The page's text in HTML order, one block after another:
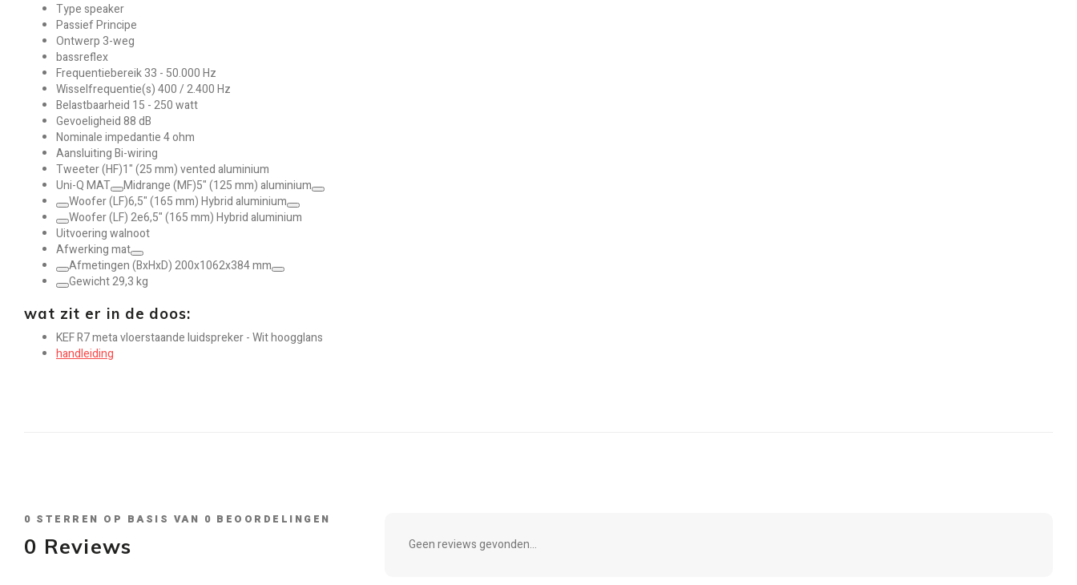
Type speaker
Passief Principe
Ontwerp 3-weg
bassreflex
Frequentiebereik 33 - 50.000 Hz
Wisselfrequentie(s) 400 / 2.400 Hz
Belastbaarheid 15 - 250 watt
Gevoeligheid 88 dB
Nominale impedantie 4 ohm
Aansluiting Bi-wiring
Tweeter (HF)1" (25 mm) vented aluminium
Uni-Q MAT
Midrange (MF)5" (125 mm) aluminium
Woofer (LF)6,5" (165 mm) Hybrid aluminium
Woofer (LF) 2e6,5" (165 mm) Hybrid aluminium
Uitvoering walnoot
Afwerking mat
Afmetingen (BxHxD) 200x1062x384 mm
Gewicht 29,3 kg
wat zit er in de doos:
KEF R7 meta vloerstaande luidspreker - Wit hoogglans
handleiding
0 STERREN OP BASIS VAN 0 BEOORDELINGEN
0 Reviews Geen reviews gevonden...